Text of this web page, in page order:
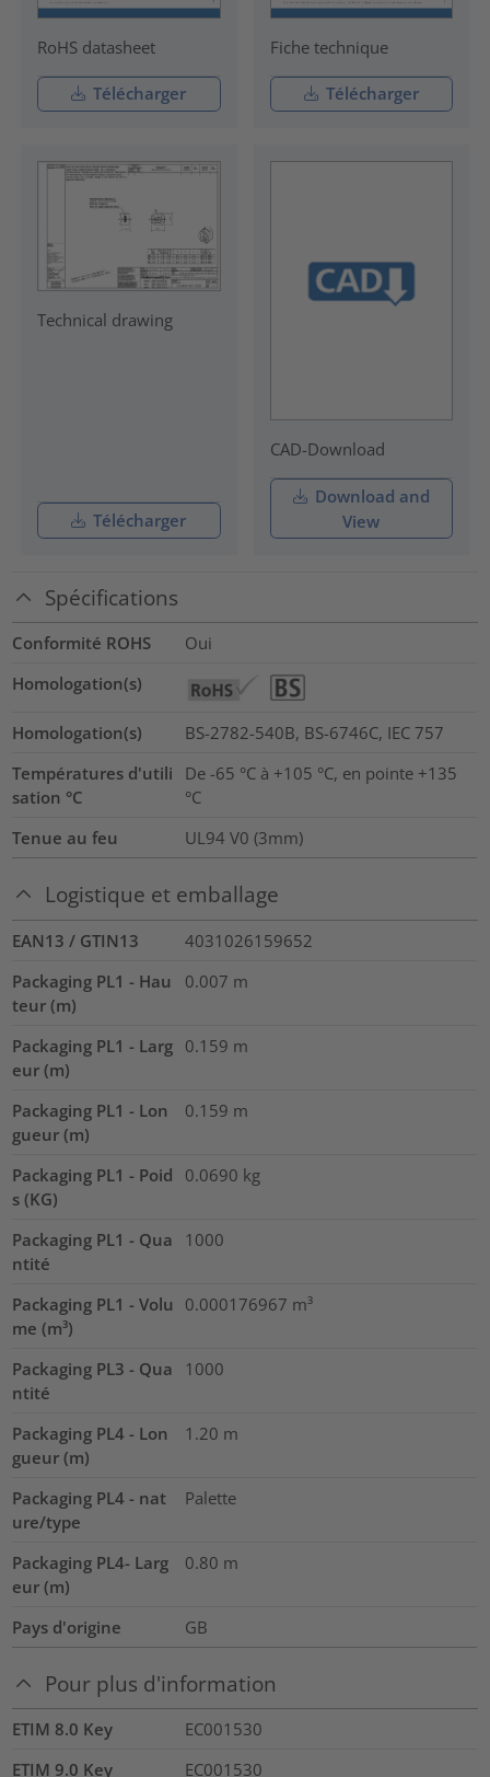
RoHS datasheet
Télécharger
Fiche technique
Télécharger
Technical drawing
Télécharger
CAD-Download
Download and
View
Spécifications
Conformité ROHS
Oui
Homologation(s)
Homologation(s)
BS-2782-540B, BS-6746C, IEC 757
Températures d'utili
sation °C
De -65 °C à +105 °C, en pointe +135
°C
Tenue au feu
UL94 V0 (3mm)
Logistique et emballage
EAN13 / GTIN13
4031026159652
Packaging PL1 - Hau
teur (m)
0.007 m
Packaging PL1 - Larg
eur (m)
0.159 m
Packaging PL1 - Lon
gueur (m)
0.159 m
Packaging PL1 - Poid
s (KG)
0.0690 kg
Packaging PL1 - Qua
ntité
1000
Packaging PL1 - Volu
me (m³)
0.000176967 m³
Packaging PL3 - Qua
ntité
1000
Packaging PL4 - Lon
gueur (m)
1.20 m
Packaging PL4 - nat
ure/type
Palette
Packaging PL4- Larg
eur (m)
0.80 m
Pays d'origine GB
Pour plus d'information
ETIM 8.0 Key
EC001530
ETIM 9.0 Key
EC001530